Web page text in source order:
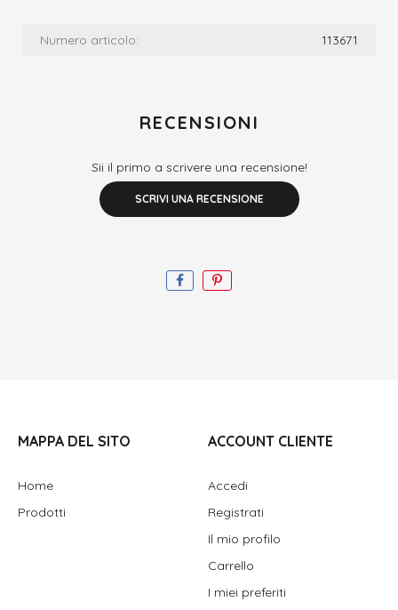
Numero articolo: 113671
RECENSIONI
Sii il primo a scrivere una recensione!
SCRIVI UNA RECENSIONE
MAPPA DEL SITO
Home
Prodotti
ACCOUNT CLIENTE
Accedi
Registrati
Il mio profilo
Carrello
I miei preferiti